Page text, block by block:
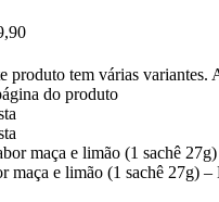
produto tem várias variantes.
do produto
maça e limão (1 sachê 27g) –